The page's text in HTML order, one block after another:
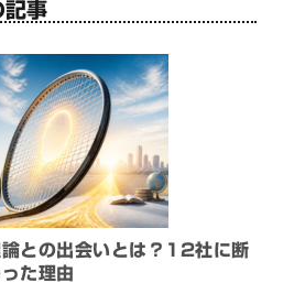
記事
との出会いとは？12社に断
た理由